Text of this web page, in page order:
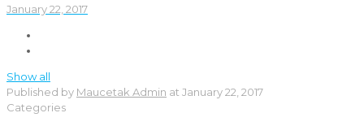
January 22, 2017
Show all
Published by Maucetak Admin at January 22, 2017
Categories